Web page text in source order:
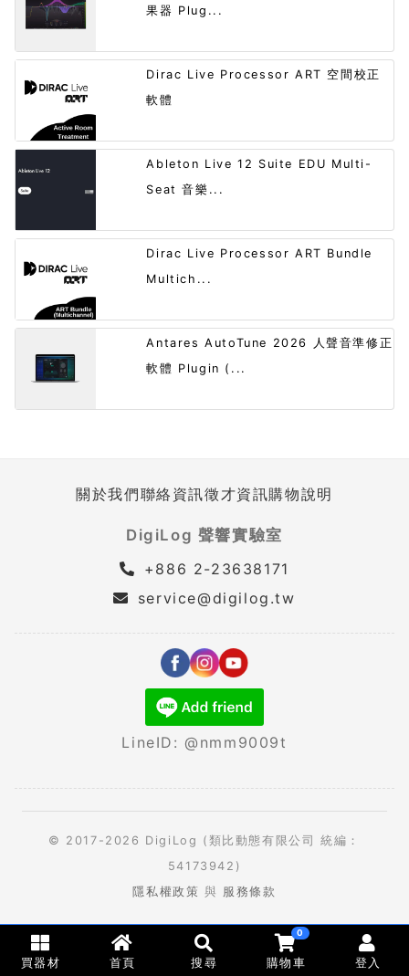
果器 Plug...
Dirac Live Processor ART 空間校正
軟體
Ableton Live 12 Suite EDU Multi-
Seat 音樂...
Dirac Live Processor ART Bundle
Multich...
Antares AutoTune 2026 人聲音準修正
軟體 Plugin (...
關於我們聯絡資訊徵才資訊購物說明
DigiLog 聲響實驗室
+886 2-23638171
service@digilog.tw
LineID: @nmm9009t
© 2017-2026 DigiLog (類比動態有限公司 統編：
54173942)
隱私權政策 與 服務條款
買器材 首頁 搜尋
0
購物車 登入